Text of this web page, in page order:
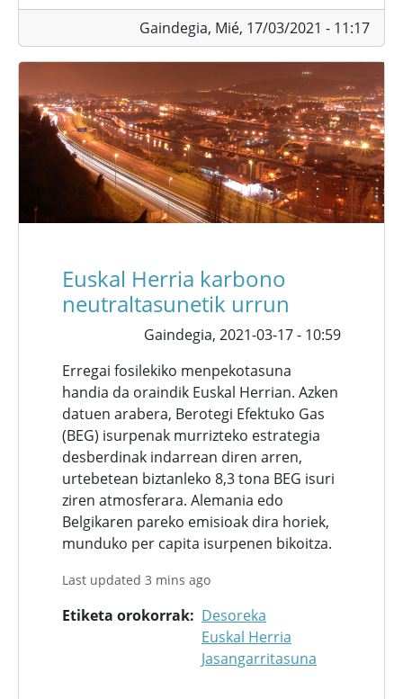
Gaindegia, Mié, 17/03/2021 - 11:17
Euskal Herria karbono
neutraltasunetik urrun
Gaindegia, 2021-03-17 - 10:59
Erregai fosilekiko menpekotasuna
handia da oraindik Euskal Herrian. Azken
datuen arabera, Berotegi Efektuko Gas
(BEG) isurpenak murrizteko estrategia
desberdinak indarrean diren arren,
urtebetean biztanleko 8,3 tona BEG isuri
ziren atmosferara. Alemania edo
Belgikaren pareko emisioak dira horiek,
munduko per capita isurpenen bikoitza.
Last updated 3 mins ago
Etiketa orokorrak
Desoreka
Euskal Herria
Jasangarritasuna